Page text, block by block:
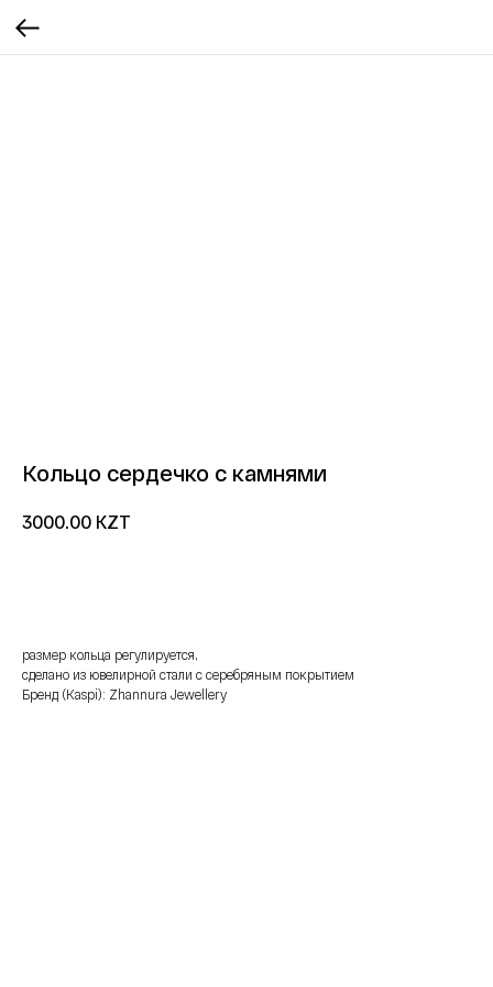
Кольцо сердечко с камнями
3000.00 KZT
размер кольца регулируется,
сделано из ювелирной стали с серебряным покрытием
Бренд (Kaspi): Zhannura Jewellery